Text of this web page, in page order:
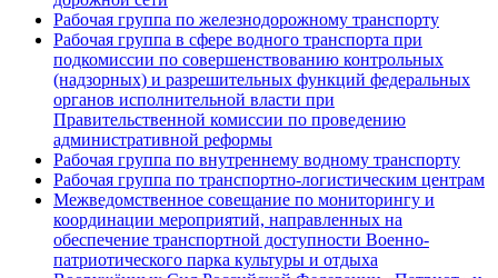
Рабочая группа по железнодорожному транспорту
Рабочая группа в сфере водного транспорта при
подкомиссии по совершенствованию контрольных
(надзорных) и разрешительных функций федеральных
органов исполнительной власти при
Правительственной комиссии по проведению
административной реформы
Рабочая группа по внутреннему водному транспорту
Рабочая группа по транспортно-логистическим центрам
Межведомственное совещание по мониторингу и
координации мероприятий, направленных на
обеспечение транспортной доступности Военно-
патриотического парка культуры и отдыха